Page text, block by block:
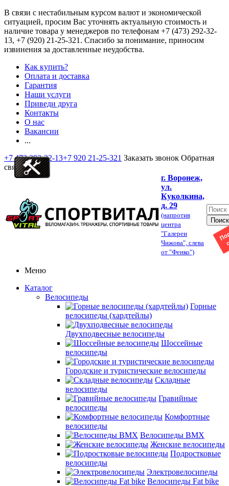
В связи с нестабильным курсом валют и экономической
ситуацией, просим Вас уточнять актуальную стоимость и
наличие товара у менеджеров по телефонам +7 (473) 292-32-
13, +7 (920) 21-25-321 . Спасибо за понимание, приносим
извинения за доставленные неудобства.
Как купить?
Оплата и доставка
Гарантия
Наши услуги
Приведи друга
Контакты
О нас
Вакансии
...
+7 473 292-32-13+7 920 21-25-321 Заказать звонок Обратная
связь
г. Воронеж,
ул.
Куколкина,
д. 29
(напротив
центра
"Галереи
Чижова", слева
от "Фенко")
Меню
Каталог
Велосипеды
Горные
велосипеды (хардтейлы)
Двухподвесные велосипеды
Шоссейные
велосипеды
Городские и туристические велосипеды
Складные
велосипеды
Гравийные
велосипеды
Комфортные
велосипеды
Велосипеды BMX
Женские велосипеды
Подростковые
велосипеды
Электровелосипеды
Велосипеды Fat bike